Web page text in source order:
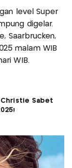
level Super
digelar.
Saarbrucken,
malam WIB
WIB.
Christie Sabet